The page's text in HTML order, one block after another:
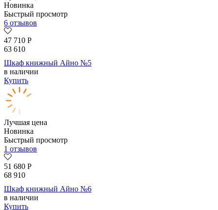
Новинка
Быстрый просмотр
6 отзывов
47 710 Р
63 610
Шкаф книжный Айно №5
в наличии
Купить
Лучшая цена
Новинка
Быстрый просмотр
1 отзывов
51 680 Р
68 910
Шкаф книжный Айно №6
в наличии
Купить